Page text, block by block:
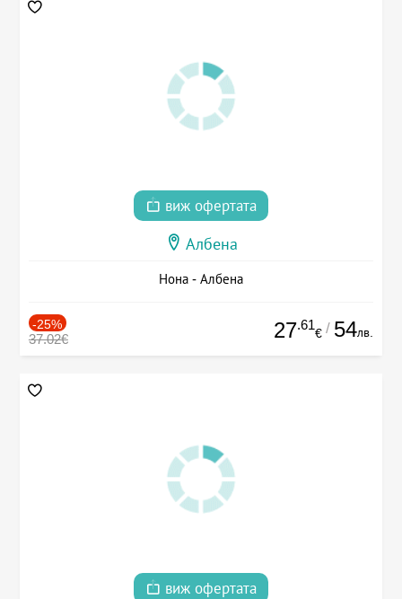
виж офертата
Албена
Нона - Албена
-25%
37.02€ 27.61
€ / 54лв.
виж офертата